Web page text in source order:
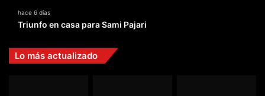
hace 6 días
Triunfo en casa para Sami Pajari
Lo más actualizado